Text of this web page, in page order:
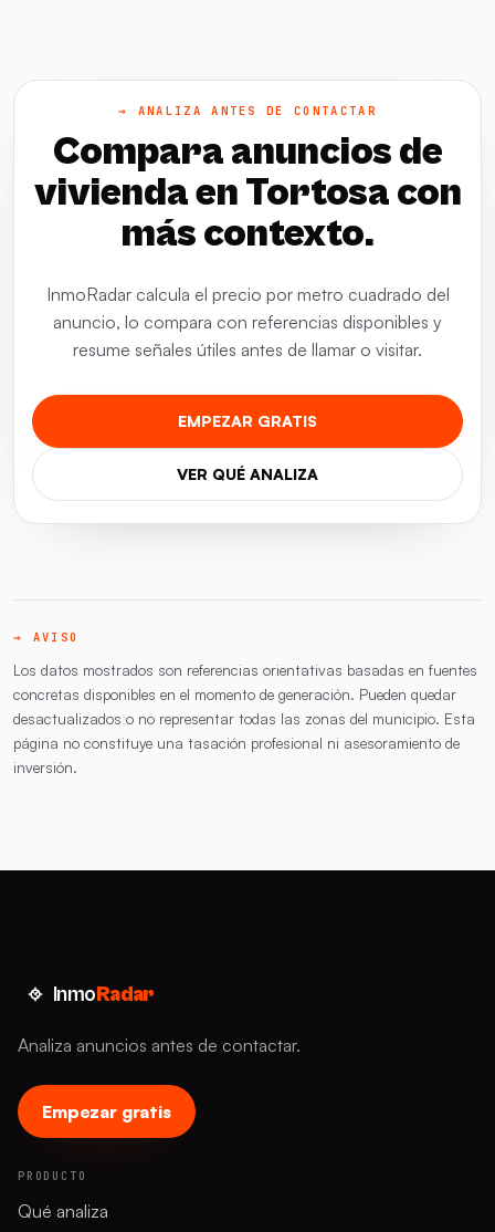
→ ANALIZA ANTES DE CONTACTAR
Compara anuncios de
vivienda en Tortosa con
más contexto.
InmoRadar calcula el precio por metro cuadrado del
anuncio, lo compara con referencias disponibles y
resume señales útiles antes de llamar o visitar.
EMPEZAR GRATIS
VER QUÉ ANALIZA
→ AVISO
Los datos mostrados son referencias orientativas basadas en fuentes
concretas disponibles en el momento de generación. Pueden quedar
desactualizados o no representar todas las zonas del municipio. Esta
página no constituye una tasación profesional ni asesoramiento de
inversión.
InmoRadar
Analiza anuncios antes de contactar.
Empezar gratis
PRODUCTO
Qué analiza